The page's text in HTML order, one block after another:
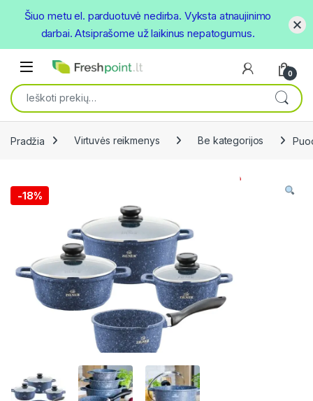
Open
0
Ieškoti:
Pradžia Virtuvės reikmenys Be kategorijos
-18%
Šiuo metu el. parduotuvė nedirba. Vyksta atnaujinimo
darbai. Atsiprašome už laikinus nepatogumus.